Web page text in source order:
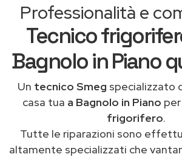
Professionalità e
Tecnico
Bagnolo in Piano
Un tecnico Smeg specializzato
casa tua a Bagnolo in Piano
frigorifero.
Tutte le riparazioni sono
altamente specializzati che